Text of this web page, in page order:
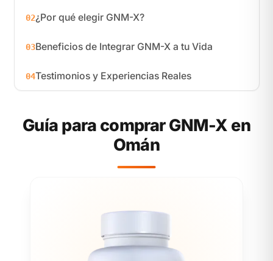
02¿Por qué elegir GNM-X?
03Beneficios de Integrar GNM-X a tu Vida
04Testimonios y Experiencias Reales
Guía para comprar GNM-X en
Omán